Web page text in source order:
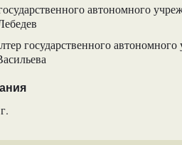
автономного
государственного